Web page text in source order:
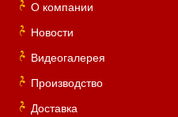
О компании
Новости
Видеогалерея
Производство
Доставка